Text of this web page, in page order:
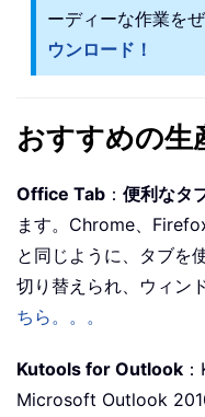
ーディーな作業を
ウンロード！
おすすめの生
Office Tab ： 便利なタ
ます。Chrome、
と同じように、タブを
切り替えられ、ウィン
ちら。。。
Kutools for Outlook
Microsoft Outlook